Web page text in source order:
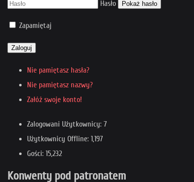
Hasło Pokaż hasło
Zapamiętaj
Zaloguj
Nie pamiętasz hasła?
Nie pamiętasz nazwy?
Załóż swoje konto!
Zalogowani Użytkownicy: 7
Użytkownicy Offline: 1,197
Gości: 15,232
Konwenty pod patronatem